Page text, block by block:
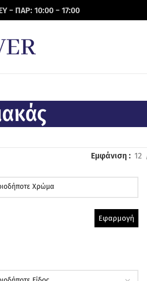
− ΠΑΡ: 10:00 − 17:00
Εμφάνιση 12
Εφαρμογή